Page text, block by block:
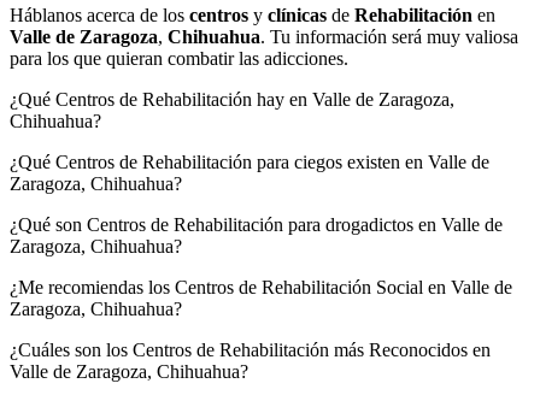
Háblanos acerca de los centros y clínicas de Rehabilitación en
Valle de Zaragoza, Chihuahua. Tu información será muy valiosa
para los que quieran combatir las adicciones.
¿Qué Centros de Rehabilitación hay en Valle de Zaragoza,
Chihuahua?
¿Qué Centros de Rehabilitación para ciegos existen en Valle de
Zaragoza, Chihuahua?
¿Qué son Centros de Rehabilitación para drogadictos en Valle de
Zaragoza, Chihuahua?
¿Me recomiendas los Centros de Rehabilitación Social en Valle de
Zaragoza, Chihuahua?
¿Cuáles son los Centros de Rehabilitación más Reconocidos en
Valle de Zaragoza, Chihuahua?